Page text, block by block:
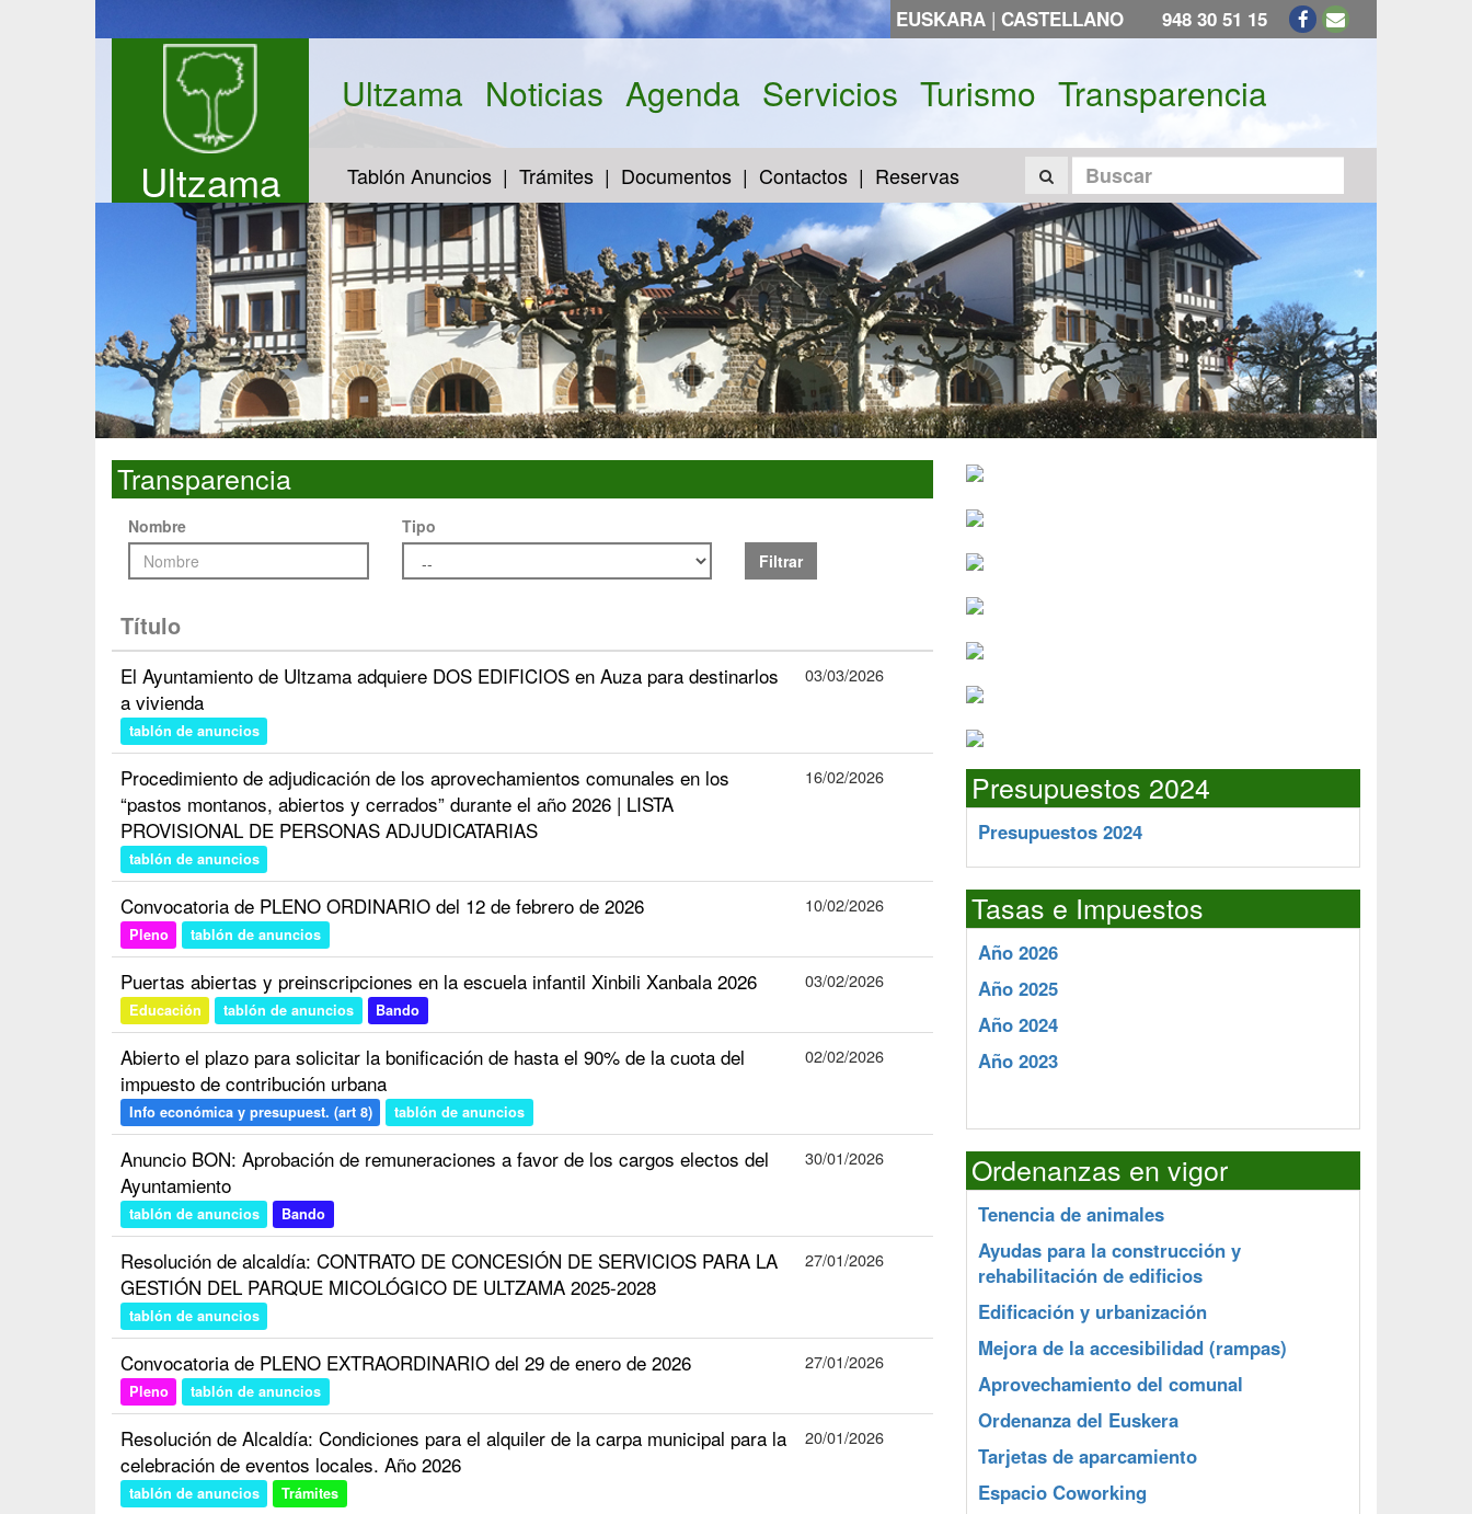
EUSKARA | CASTELLANO 948 30 51 15
Ultzama
Ultzama Noticias Agenda Servicios Turismo Transparencia
Tablón Anuncios Trámites Documentos Contactos Reservas
Transparencia
Nombre
Tipo
Filtrar
Título
El Ayuntamiento de Ultzama adquiere DOS EDIFICIOS en Auza para destinarlos
a vivienda
tablón de anuncios
03/03/2026
Procedimiento de adjudicación de los aprovechamientos comunales en los
“pastos montanos, abiertos y cerrados” durante el año 2026 | LISTA
PROVISIONAL DE PERSONAS ADJUDICATARIAS
tablón de anuncios
16/02/2026
Convocatoria de PLENO ORDINARIO del 12 de febrero de 2026
Pleno tablón de anuncios
10/02/2026
Puertas abiertas y preinscripciones en la escuela infantil Xinbili Xanbala 2026
Educación tablón de anuncios Bando
03/02/2026
Abierto el plazo para solicitar la bonificación de hasta el 90% de la cuota del
impuesto de contribución urbana
Info económica y presupuest. (art 8) tablón de anuncios
02/02/2026
Anuncio BON: Aprobación de remuneraciones a favor de los cargos electos del
Ayuntamiento
tablón de anuncios Bando
30/01/2026
Resolución de alcaldía: CONTRATO DE CONCESIÓN DE SERVICIOS PARA LA
GESTIÓN DEL PARQUE MICOLÓGICO DE ULTZAMA 2025-2028
tablón de anuncios
27/01/2026
Convocatoria de PLENO EXTRAORDINARIO del 29 de enero de 2026
Pleno tablón de anuncios
27/01/2026
Resolución de Alcaldía: Condiciones para el alquiler de la carpa municipal para la
celebración de eventos locales. Año 2026
tablón de anuncios Trámites
20/01/2026
Presupuestos 2024
Presupuestos 2024
Tasas e Impuestos
Año 2026
Año 2025
Año 2024
Año 2023
Ordenanzas en vigor
Tenencia de animales
Ayudas para la construcción y
rehabilitación de edificios
Edificación y urbanización
Mejora de la accesibilidad (rampas)
Aprovechamiento del comunal
Ordenanza del Euskera
Tarjetas de aparcamiento
Espacio Coworking